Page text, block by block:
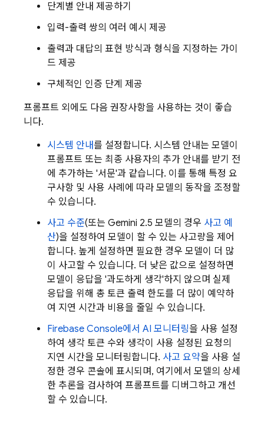
단계별 안내 제공하기
입력-출력 쌍의 여러 예시 제공
출력과 대답의 표현 방식과 형식을 지정하는 가이
드 제공
구체적인 인증 단계 제공
프롬프트 외에도 다음 권장사항을 사용하는 것이 좋습
니다.
시스템 안내를 설정합니다. 시스템 안내는 모델이
프롬프트 또는 최종 사용자의 추가 안내를 받기 전
에 추가하는 '서문'과 같습니다. 이를 통해 특정 요
구사항 및 사용 사례에 따라 모델의 동작을 조정할
수 있습니다.
사고 수준(또는 Gemini 2.5 모델의 경우 사고 예
산)을 설정하여 모델이 할 수 있는 사고량을 제어
합니다. 높게 설정하면 필요한 경우 모델이 더 많
이 사고할 수 있습니다. 더 낮은 값으로 설정하면
모델이 응답을 '과도하게 생각'하지 않으며 실제
응답을 위해 총 토큰 출력 한도를 더 많이 예약하
여 지연 시간과 비용을 줄일 수 있습니다.
Firebase Console에서 AI 모니터링을 사용 설정
하여 생각 토큰 수와 생각이 사용 설정된 요청의
지연 시간을 모니터링합니다. 사고 요약을 사용 설
정한 경우 콘솔에 표시되며, 여기에서 모델의 상세
한 추론을 검사하여 프롬프트를 디버그하고 개선
할 수 있습니다.